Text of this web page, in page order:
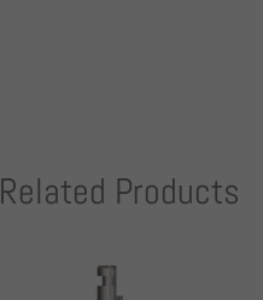
Related Products